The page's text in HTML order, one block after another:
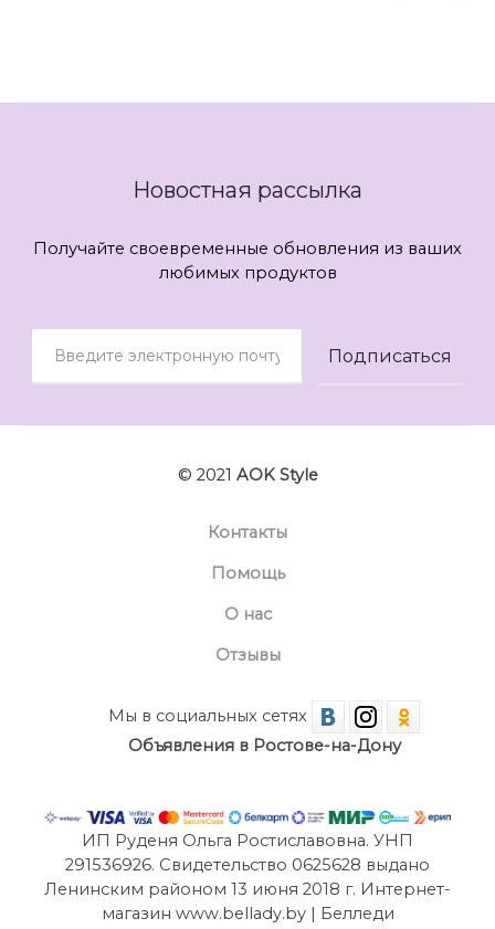
Новостная рассылка
Получайте своевременные обновления из ваших
любимых продуктов
© 2021 AOK Style
Контакты
Помощь
О нас
Отзывы
Мы в социальных сетях
Объявления в Ростове-на-Дону
ИП Руденя Ольга Ростиславовна. УНП
291536926. Свидетельство 0625628 выдано
Ленинским районом 13 июня 2018 г. Интернет-
магазин www.bellady.by | Белледи